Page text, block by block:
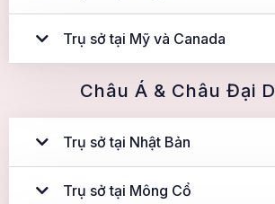
Châu Á & Châu Đại
Trụ sở tại Nhật Bản
Trụ sở tại Mông Cổ
Trụ sở tại Mỹ và Canada